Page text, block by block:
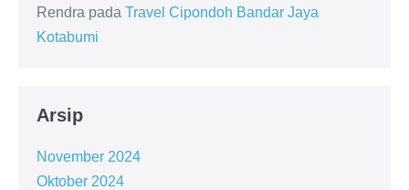
Rendra pada Travel Cipondoh Bandar Jaya
Kotabumi
Arsip
November 2024
Oktober 2024